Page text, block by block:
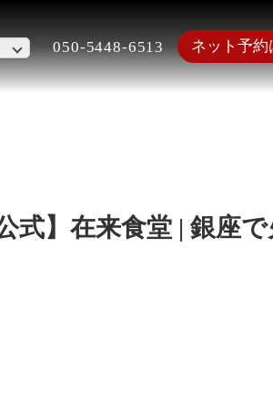
050-5448-6513 ネット予約
式】在来食堂 | 銀座で